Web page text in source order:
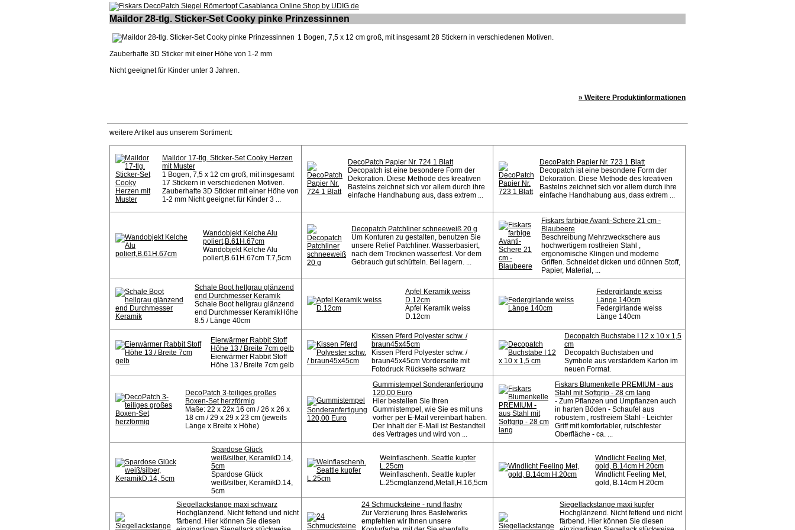
Maildor 28-tlg. Sticker-Set Cooky pinke Prinzessinnen
1 Bogen, 7,5 x 12 cm groß, mit insgesamt 28 Stickern in verschiedenen Motiven.
Zauberhafte 3D Sticker mit einer Höhe von 1-2 mm
Nicht geeignet für Kinder unter 3 Jahren.
» Weitere Produktinformationen
weitere Artikel aus unserem Sortiment:
Maildor 17-tlg. Sticker-Set Cooky Herzen
mit Muster
1 Bogen, 7,5 x 12 cm groß, mit insgesamt
17 Stickern in verschiedenen Motiven.
Zauberhafte 3D Sticker mit einer Höhe von
1-2 mm Nicht geeignet für Kinder 3 ...
DecoPatch Papier Nr. 724 1 Blatt
Decopatch ist eine besondere Form der
Dekoration. Diese Methode des kreativen
Bastelns zeichnet sich vor allem durch ihre
einfache Handhabung aus, dass extrem ...
DecoPatch Papier Nr. 723 1 Blatt
Decopatch ist eine besondere Form der
Dekoration. Diese Methode des kreativen
Bastelns zeichnet sich vor allem durch ihre
einfache Handhabung aus, dass extrem ...
Wandobjekt Kelche Alu
poliert,B.61H.67cm
Wandobjekt Kelche Alu
poliert,B.61H.67cm T.7,5cm
Decopatch Patchliner schneeweiß 20 g
Um Konturen zu gestalten, benutzen Sie
unsere Relief Patchliner. Wasserbasiert,
nach dem Trocknen wasserfest. Vor dem
Gebrauch gut schütteln. Bei lagern. ...
Fiskars farbige Avanti-Schere 21 cm -
Blaubeere
Beschreibung Mehrzweckschere aus
hochwertigem rostfreien Stahl ,
ergonomische Klingen und moderne
Griffen. Schneidet dicken und dünnen Stoff,
Papier, Material, ...
Schale Boot hellgrau glänzend
end Durchmesser Keramik
Schale Boot hellgrau glänzend
end Durchmesser KeramikHöhe
8.5 / Länge 40cm
Apfel Keramik weiss
D.12cm
Apfel Keramik weiss
D.12cm
Federgirlande weiss
Länge 140cm
Federgirlande weiss
Länge 140cm
Eierwärmer Rabbit Stoff
Höhe 13 / Breite 7cm gelb
Eierwärmer Rabbit Stoff
Höhe 13 / Breite 7cm gelb
Kissen Pferd Polyester schw. /
braun45x45cm
Kissen Pferd Polyester schw. /
braun45x45cm Vorderseite mit
Fotodruck Rückseite schwarz
Decopatch Buchstabe I 12 x 10 x 1,5
cm
Decopatch Buchstaben und
Symbole aus verstärktem Karton im
neuen Format.
DecoPatch 3-teiliges großes
Boxen-Set herzförmig
Maße: 22 x 22x 16 cm / 26 x 26 x
18 cm / 29 x 29 x 23 cm (jeweils
Länge x Breite x Höhe)
Gummistempel Sonderanfertigung
120,00 Euro
Hier bestellen Sie Ihren
Gummistempel, wie Sie es mit uns
vorher per E-Mail vereinbart haben.
Der Inhalt der E-Mail ist Bestandteil
des Vertrages und wird von ...
Fiskars Blumenkelle PREMIUM - aus
Stahl mit Softgrip - 28 cm lang
- Zum Pflanzen und Umpflanzen auch
in harten Böden - Schaufel aus
robustem , rostfreiem Stahl - Leichter
Griff mit komfortabler, rutschfester
Oberfläche - ca. ...
Spardose Glück
weiß/silber, KeramikD.14,
5cm
Spardose Glück
weiß/silber, KeramikD.14,
5cm
Weinflaschenh. Seattle kupfer
L.25cm
Weinflaschenh. Seattle kupfer
L.25cmglänzend,Metall,H.16,5cm
Windlicht Feeling Met,
gold, B.14cm H.20cm
Windlicht Feeling Met,
gold, B.14cm H.20cm
Siegellackstange maxi schwarz
Hochglänzend. Nicht fettend und nicht
färbend. Hier können Sie diesen
24 Schmucksteine - rund flashy
Zur Verzierung Ihres Bastelwerks
empfehlen wir Ihnen unsere
Siegellackstange maxi kupfer
Hochglänzend. Nicht fettend und nicht
färbend. Hier können Sie diesen